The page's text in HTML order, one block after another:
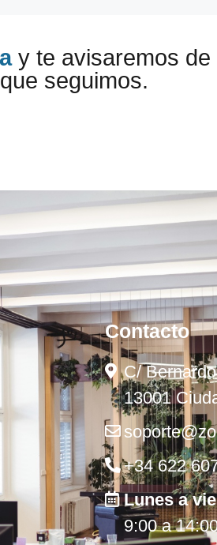
y te avisaremos de
seguimos.
Contacto
C/
13001
+34 622
Lunes a
9:00 a